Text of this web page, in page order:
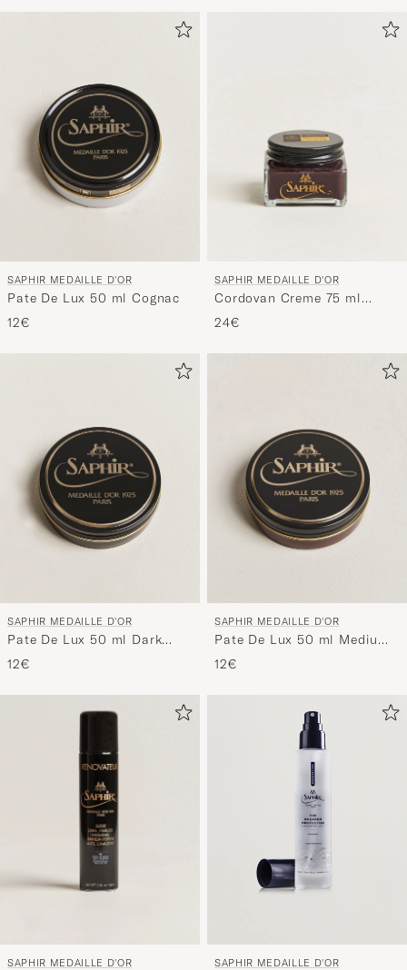
SAPHIR MEDAILLE D'OR
Pate De Lux 50 ml Cognac
12€
SAPHIR MEDAILLE D'OR
Cordovan Creme 75 ml
Burgundy
24€
SAPHIR MEDAILLE D'OR
Pate De Lux 50 ml Dark
Brown
12€
SAPHIR MEDAILLE D'OR
Pate De Lux 50 ml Medium
Brown
12€
SAPHIR MEDAILLE D'OR SAPHIR MEDAILLE D'OR